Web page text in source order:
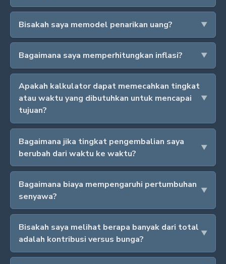
Bisakah saya memodel penarikan uang?
Bagaimana saya memperhitungkan inflasi?
Apakah kalkulator dapat memecahkan tingkat
atau waktu yang dibutuhkan untuk mencapai
tujuan?
Bagaimana jika tingkat pengembalian saya
berubah dari waktu ke waktu?
Bagaimana biaya mempengaruhi pertumbuhan
senyawa?
Bisakah saya melihat berapa banyak dari total
adalah kontribusi versus bunga?